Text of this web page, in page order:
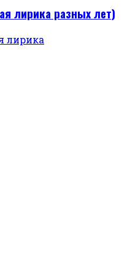
лирика разных лет)
лирика